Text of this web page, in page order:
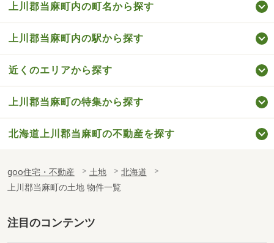
上川郡当麻町内の町名から探す
上川郡当麻町内の駅から探す
近くのエリアから探す
上川郡当麻町の特集から探す
北海道上川郡当麻町の不動産を探す
goo住宅・不動産 土地
北海道
上川郡当麻町の土地 物件一覧
注目のコンテンツ